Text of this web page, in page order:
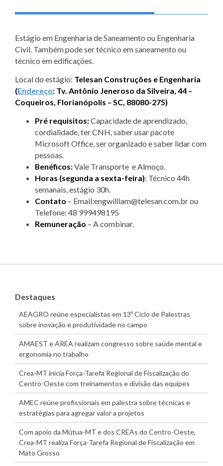
Estágio em Engenharia de Saneamento ou Engenharia
Civil. Também pode ser técnico em saneamento ou
técnico em edificações.
Local do estágio: Telesan Construções e Engenharia
(Endereço: Tv. Antônio Jeneroso da Silveira, 44 –
Coqueiros, Florianópolis – SC, 88080-275)
Pré requisitos:Capacidade de aprendizado,
cordialidade, ter CNH, saber usar pacote
Microsoft Office, ser organizado e saber lidar com
pessoas.
Benéficos:Vale Transporte e Almoço.
Horas (segunda a sexta-feira): Técnico 44h
semanais, estágio 30h.
Contato – Email:engwilliam@telesan.com.br ou
Telefone: 48 999498195
Remuneração – A combinar.
Destaques
AEAGRO reúne especialistas em 13º Ciclo de Palestras
sobre inovação e produtividade no campo
AMAEST e AREA realizam congresso sobre saúde mental e
ergonomia no trabalho
Crea-MT inicia Força-Tarefa Regional de Fiscalização do
Centro-Oeste com treinamentos e divisão das equipes
AMEC reúne profissionais em palestra sobre técnicas e
estratégias para agregar valor a projetos
Com apoio da Mútua-MT e dos CREAs do Centro-Oeste,
Crea-MT realiza Força-Tarefa Regional de Fiscalização em
Mato Grosso